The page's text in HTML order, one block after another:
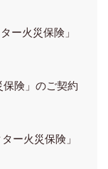
ー火災保険」
保険」のご契約
ー火災保険」